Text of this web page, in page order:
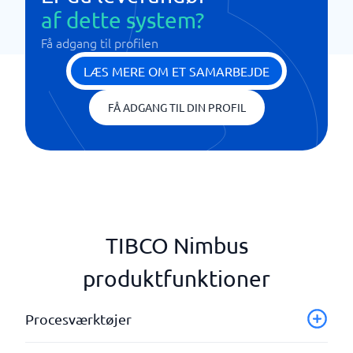
af dette system?
Få adgang til profilen
LÆS MERE OM ET SAMARBEJDE
FÅ ADGANG TIL DIN PROFIL
TIBCO Nimbus
produktfunktioner
Procesværktøjer